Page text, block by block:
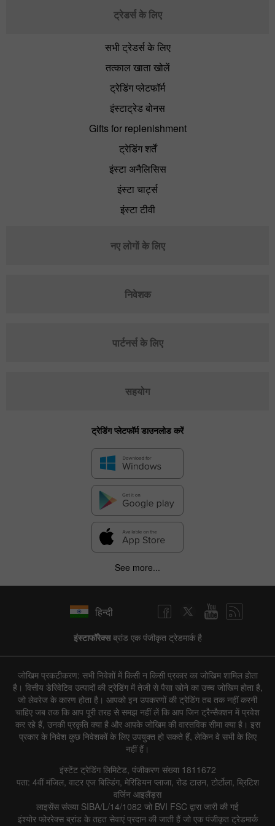
ट्रेडर्स के लिए
सभी ट्रेडर्स के लिए
तत्काल खाता खोलें
ट्रेडिंग प्लेटफॉर्म
इंस्टाट्रेड बोनस
Gifts for replenishment
ट्रेडिंग शर्तें
इंस्टा अनैलिसिस
इंस्टा चार्ट्स
इंस्टा टीवी
नए लोगों के लिए
निवेशक
पार्टनर्स के लिए
सहयोग
ट्रेडिंग प्लेटफॉर्म डाउनलोड करें
See more...
हिन्दी
इंस्टाफॉरेक्सब्रांड एक पंजीकृत ट्रेडमार्क है
जोखिम प्रकटीकरण: सभी निवेशों में किसी न किसी प्रकार का जोखिम शामिल होता
है। वित्तीय डेरिवेटिव उत्पादों की ट्रेडिंग में तेजी से पैसा खोने का उच्च जोखिम होता है,
जो लेवरेज के कारण होता है। आपको इन उपकरणों की ट्रेडिंग तब तक नहीं करनी
चाहिए जब तक कि आप पूरी तरह से समझ नहीं लें कि आप जिन ट्रैन्सैक्शन में प्रवेश
कर रहे हैं, उनकी प्रकृति क्या है और आपके जोखिम की वास्तविक सीमा क्या है। इस
प्रकार के निवेश कुछ निवेशकों के लिए उपयुक्त हो सकते हैं, लेकिन वे सभी के लिए
नहीं हैं।
इंस्टेंट ट्रेडिंग लिमिटेड, पंजीकरण संख्या 1811672
पता: 4वीं मंजिल, वाटर एज बिल्डिंग, मेरिडियन प्लाजा, रोड टाउन, टोर्टोला, ब्रिटिश
वर्जिन आइलैंड्स
लाइसेंस संख्या SIBA/L/14/1082 जो BVI FSC द्वारा जारी की गई
इंश्योर फोररेक्स ब्रांड के तहत सेवाएं प्रदान की जाती हैं जो एक पंजीकृत ट्रेडमार्क